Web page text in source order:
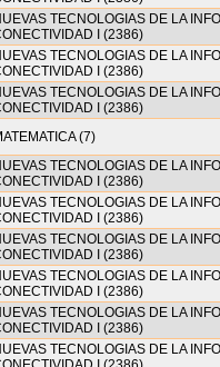
TECNOLOGIAS DE LA
I (2386)
TECNOLOGIAS DE LA
I (2386)
TECNOLOGIAS DE LA
I (2386)
(7)
TECNOLOGIAS DE LA
I (2386)
TECNOLOGIAS DE LA
I (2386)
TECNOLOGIAS DE LA
I (2386)
TECNOLOGIAS DE LA
I (2386)
TECNOLOGIAS DE LA
I (2386)
TECNOLOGIAS DE LA